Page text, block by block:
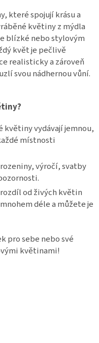
které spojují krásu a
květiny z mýdla
blízké nebo stylovým
květ je pečlivě
realisticky a zároveň
svou nádhernou vůní.
květiny vydávají jemnou,
místnosti
výročí, svatby
od živých květin
déle a můžete je
pro sebe nebo své
květinami!